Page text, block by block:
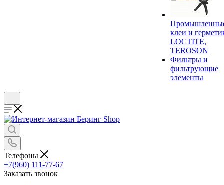
клеи и
LOCTITE,
TEROSON
Фильтры и
фильтрующие
элементы
Телефоны
+7(960) 111-77-67
Заказать звонок